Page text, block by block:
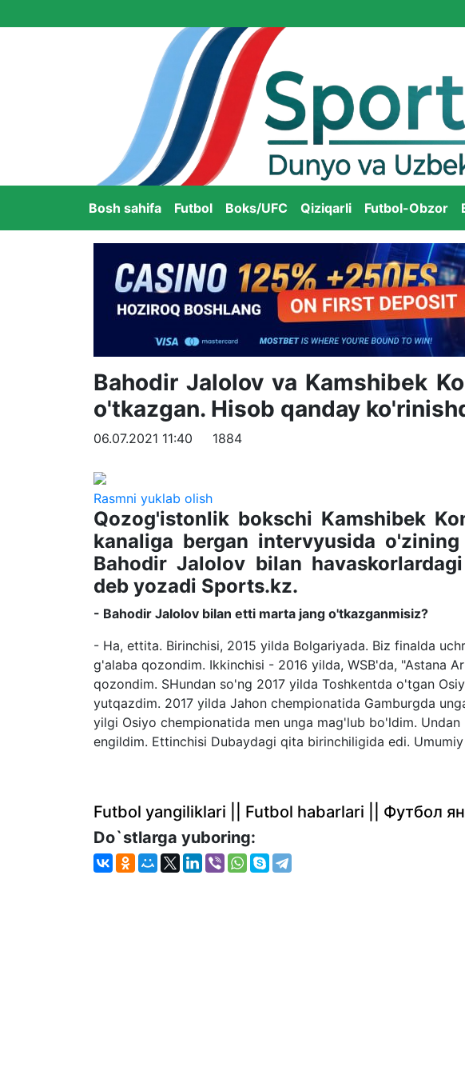
Bosh sahifa Futbol Boks/UFC Qiziqarli Futbol-Obzor
Bahodir Jalolov va Kamshibek
o'tkazgan. Hisob qanday
06.07.2021 11:40 1884
Rasmni yuklab olish
Qozog'istonlik bokschi Kamshibek
kanaliga bergan intervyusida
Bahodir Jalolov bilan
deb yozadi Sports.kz.
- Bahodir Jalolov bilan etti marta jang o'tkazganmisiz?
- Ha, ettita. Birinchisi, 2015 yilda Bolgariyada. Biz finalda
g'alaba qozondim. Ikkinchisi - 2016 yilda, WSB'da, "Astana
qozondim. SHundan so'ng 2017 yilda Toshkentda o'tgan
yutqazdim. 2017 yilda Jahon chempionatida Gamburgda
yilgi Osiyo chempionatida men unga mag'lub bo'ldim.
engildim. Ettinchisi Dubaydagi qita birinchiligida edi.
Futbol yangiliklari || Futbol habarlari || Футбол
Do`stlarga yuboring: